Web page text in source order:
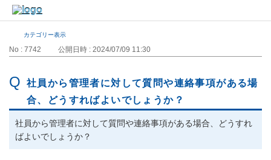
カテゴリー表示
No : 7742 公開日時 : 2024/07/09 11:30
社員から管理者に対して質問や連絡事項がある場
合、どうすればよいでしょうか？
社員から管理者に対して質問や連絡事項がある場合、どうすれ
ばよいでしょうか？